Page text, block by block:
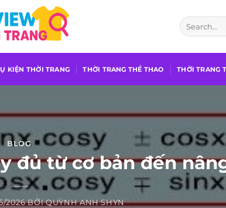
KIỆN THỜI TRANG THỜI TRANG THỂ THAO THỜI TRANG
BLOG
đủ từ cơ bản đến
2026 BỞIQUỲNH ANH SHYN